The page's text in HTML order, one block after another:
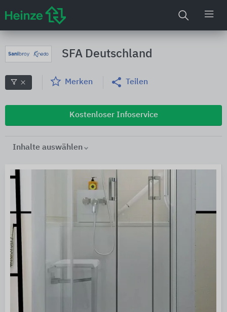
SFA Deutschland
Merken Teilen
Kostenloser Infoservice
Inhalte auswählen